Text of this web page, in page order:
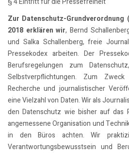
Zur Datenschutz-Grundverordnung
2018 erklären wir, Bernd
und Salka Schallenberg, freie
Pressekodex arbeiten. Der
Berufsregelungen zum
Selbstverpflichtungen. Zum
Recherche und journalistischer
eine Vielzahl von Daten. Wir als
den Datenschutz wie bisher auf das
angemessene Organisation und
in den Büros achten. Wir
Verantwortungsbewusstsein und